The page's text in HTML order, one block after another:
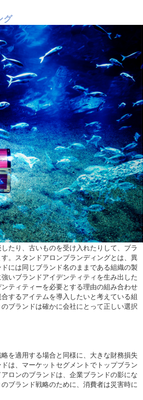
グ
たり、古いものを受け入れたりして、ブラ
。スタンドアロンブランディングとは、異
には同じブランド名のままである組織の製
いブランドアイデンティティを生み出した
ティティーを必要とする理由の組み合わせ
するアイテムを導入したいと考えている組
ブランドは確かに会社にとって正しい選択
を適用する場合と同様に、大きな財務損失
は、マーケットセグメントでトップブラン
ロンのブランドは、企業ブランドの影にな
ブランド戦略のために、消費者は災害時に